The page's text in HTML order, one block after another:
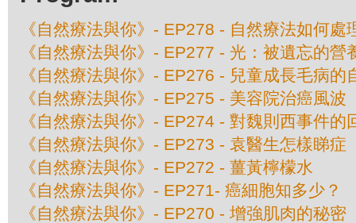
《自然療法與你》- EP278 - 自然療法如何處
《自然療法與你》- EP277 - 光：被遺忘的營
《自然療法與你》- EP276 - 兒童成長毛病的
《自然療法與你》- EP275 - 美容院治癌風波
《自然療法與你》- EP274 - 對魏則西事件的
《自然療法與你》- EP273 - 袁醫生怎樣睇症
《自然療法與你》- EP272 - 薑黃檸檬水
《自然療法與你》- EP271- 癌細胞知多少？
《自然療法與你》- EP270 - 增強肌肉的秘密